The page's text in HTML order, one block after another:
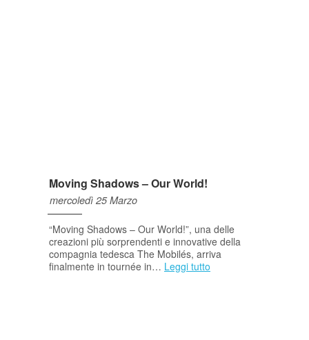
Moving Shadows – Our World!
mercoledì 25 Marzo
“Moving Shadows – Our World!”, una delle
creazioni più sorprendenti e innovative della
compagnia tedesca The Mobilés, arriva
finalmente in tournée in… Leggi tutto